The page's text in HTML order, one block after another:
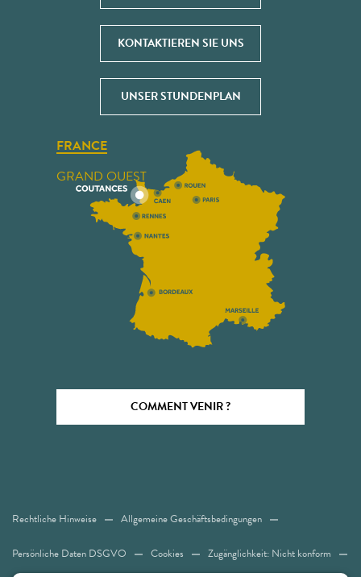
KONTAKTIEREN SIE UNS
UNSER STUNDENPLAN
FRANCE
GRAND OUEST
COMMENT VENIR ?
Rechtliche Hinweise Allgemeine Geschäftsbedingungen
Persönliche Daten DSGVO Cookies Zugänglichkeit: Nicht konform